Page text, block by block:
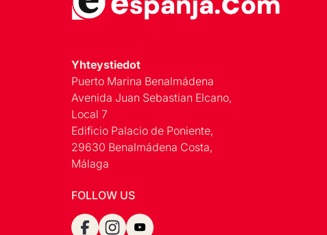
Yhteystiedot
Puerto Marina Benalmádena
Avenida Juan Sebastian Elcano,
Local 7
Edificio Palacio de Poniente,
29630 Benalmádena Costa,
Málaga
FOLLOW US